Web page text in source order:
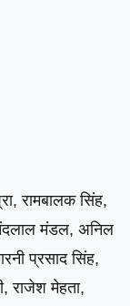
रामबालक सिंह,
नंदलाल मंडल, अनिल
प्रसाद सिंह,
राजेश मेहता,